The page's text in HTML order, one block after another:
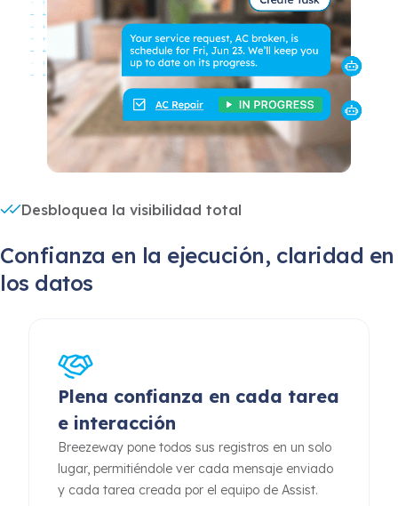
Desbloquea la visibilidad total
Confianza en la ejecución, claridad en
los datos
Plena confianza en cada tarea
e interacción
Breezeway pone todos sus registros en un solo
lugar, permitiéndole ver cada mensaje enviado
y cada tarea creada por el equipo de Assist.